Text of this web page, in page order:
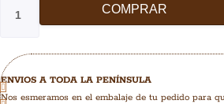
COMPRAR
ENVIOS A TODA LA PENÍNSULA
Nos esmeramos en el embalaje de tu pedido para